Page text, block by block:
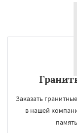
Заказать
в нашей